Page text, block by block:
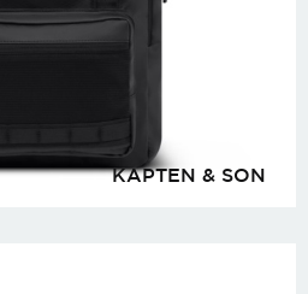
KAPTEN & SON